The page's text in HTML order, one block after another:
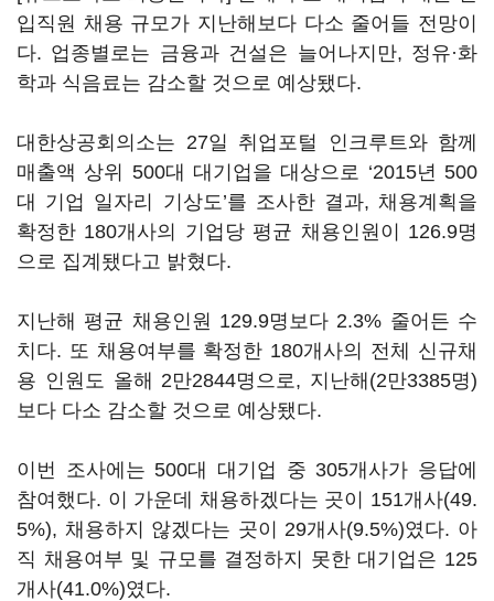
입직원 채용 규모가 지난해보다 다소 줄어들 전망이
다. 업종별로는 금융과 건설은 늘어나지만, 정유·화
학과 식음료는 감소할 것으로 예상됐다.
대한상공회의소는 27일 취업포털 인크루트와 함께
매출액 상위 500대 대기업을 대상으로 ‘2015년 500
대 기업 일자리 기상도’를 조사한 결과, 채용계획을
확정한 180개사의 기업당 평균 채용인원이 126.9명
으로 집계됐다고 밝혔다.
지난해 평균 채용인원 129.9명보다 2.3% 줄어든 수
치다. 또 채용여부를 확정한 180개사의 전체 신규채
용 인원도 올해 2만2844명으로, 지난해(2만3385명)
보다 다소 감소할 것으로 예상됐다.
이번 조사에는 500대 대기업 중 305개사가 응답에
참여했다. 이 가운데 채용하겠다는 곳이 151개사(49.
5%), 채용하지 않겠다는 곳이 29개사(9.5%)였다. 아
직 채용여부 및 규모를 결정하지 못한 대기업은 125
개사(41.0%)였다.